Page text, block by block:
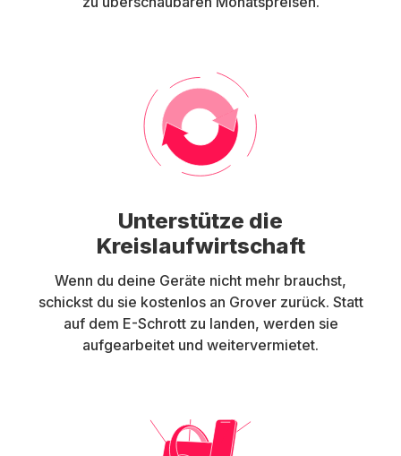
Unterstütze die
Kreislaufwirtschaft
Wenn du deine Geräte nicht mehr brauchst,
schickst du sie kostenlos an Grover zurück. Statt
auf dem E-Schrott zu landen, werden sie
aufgearbeitet und weitervermietet.